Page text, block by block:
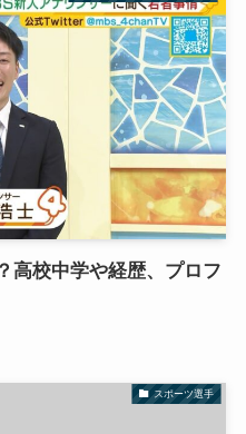
高校中学や経歴、プロフ
スポーツ選手